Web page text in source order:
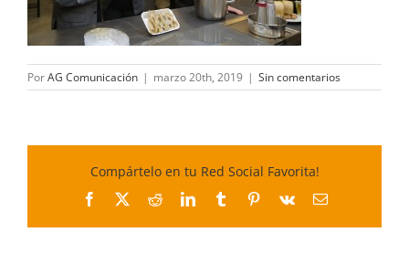
PorAG Comunicación | marzo 20th, 2019 | Sin comentarios
Compártelo en tu Red Social Favorita!
Facebook
X RedditLinkedInTumblrPinterest
Vk
Correo